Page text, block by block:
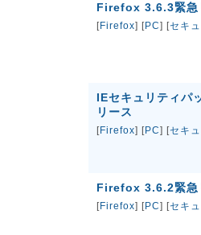
Firefox 3.6.3緊急
[Firefox] [PC] [セキ
IEセキュリティ
リース
[Firefox] [PC] [セキ
Firefox 3.6.2緊急
[Firefox] [PC] [セキ